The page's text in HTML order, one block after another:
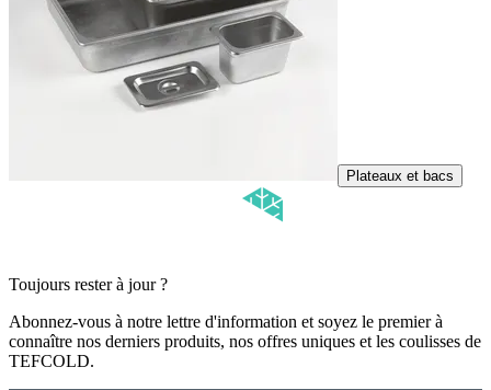
Plateaux et bacs
Toujours rester à jour ?
Abonnez-vous à notre lettre d'information et soyez le premier à
connaître nos derniers produits, nos offres uniques et les coulisses de
TEFCOLD.